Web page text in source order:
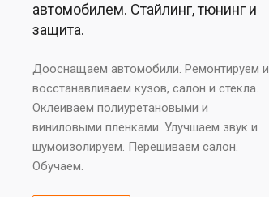
автомобилем. Стайлинг, тюнинг и
защита.
Дооснащаем автомобили. Ремонтируем и
восстанавливаем кузов, салон и стекла.
Оклеиваем полиуретановыми и
виниловыми пленками. Улучшаем звук и
шумоизолируем. Перешиваем салон.
Обучаем.